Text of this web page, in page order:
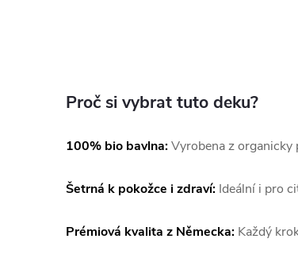
Proč si vybrat tuto deku?
100% bio bavlna:Vyrobena z organicky
Šetrná k pokožce i zdraví: Ideální i pro
Prémiová kvalita z Německa: Každý